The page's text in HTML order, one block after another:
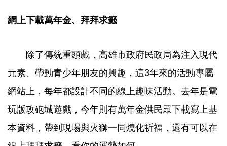
網上下載萬年金、拜拜求籤
除了傳統重頭戲，高雄市政府民政局為注入現代
元素、帶動青少年朋友的興趣，這3年來的活動專屬
網站上，每年都設計不同的線上趣味活動。去年是電
玩版攻砲城遊戲，今年則有萬年金供民眾下載寫上基
本資料，帶到現場與火獅一同燒化祈福，還有可以在